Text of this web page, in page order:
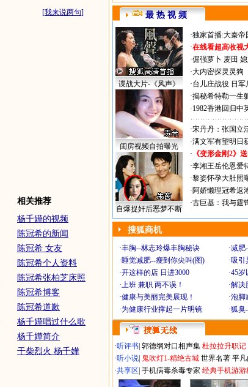
[我来说两句]
相关推荐
杨千嬅的视频
陈冠希的新闻
陈冠希 女友
陈冠希个人资料
陈冠希张柏芝床照
陈冠希博客
陈冠希道歉
杨千嬅唱过什么歌
杨千嬅简介
干柴烈火 杨千嬅
最 热 视 频
谍战大片-《风声》
闺房视频自拍曝光
自爆捉奸后恶梦不断
·独家首播:大秦帝
·在线看超高收视
·倔强萝卜 麦田
·大内密探灵灵狗
·台儿庄战役 日
·揭秘希特勒一生
·1982香港回归中
·宋丹丹：张国立
·满文军有望明日
· 《变形金刚2》
·李湘王岳伦恩爱
·黎姿怀孕大肚照
·阿娇懒理冠希返
·古巨基：我与霆
搜狐商机
·丰胸--林志玲爆丰胸秘诀 ·减肥
·睡觉减肥--瘦到你尖叫(图) ·吸引
·开这样的店 日进3000 ·45岁
·上班 兼职 两不误！ ·解决
·健康与美丽完美展现！ ·泡脚
·为健康行业撑起一片明镜 ·狐臭
·听评书 郭德纲对口相声集 杜拉拉升职记
·听小说 鬼吹灯1-精绝古城 世界名著 平
·共享区 手机病毒杀毒专家 经典手机游游